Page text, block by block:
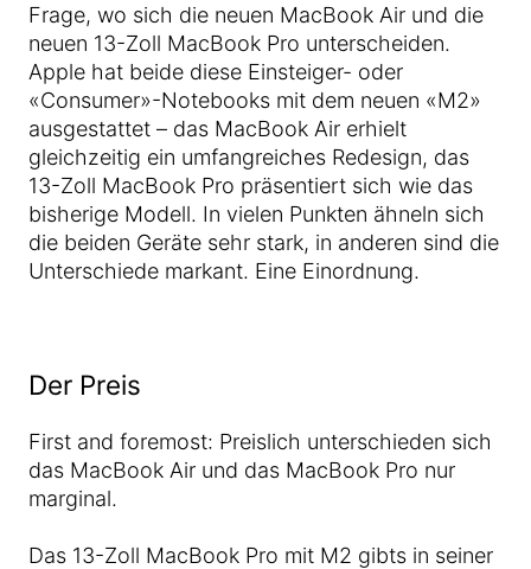
Frage, wo sich die neuen MacBook Air und die
neuen 13-Zoll MacBook Pro unterscheiden.
Apple hat beide diese Einsteiger- oder
«Consumer»-Notebooks mit dem neuen «M2»
ausgestattet – das MacBook Air erhielt
gleichzeitig ein umfangreiches Redesign, das
13-Zoll MacBook Pro präsentiert sich wie das
bisherige Modell. In vielen Punkten ähneln sich
die beiden Geräte sehr stark, in anderen sind die
Unterschiede markant. Eine Einordnung.
Der Preis
First and foremost: Preislich unterschieden sich
das MacBook Air und das MacBook Pro nur
marginal.
Das 13-Zoll MacBook Pro mit M2 gibts in seiner